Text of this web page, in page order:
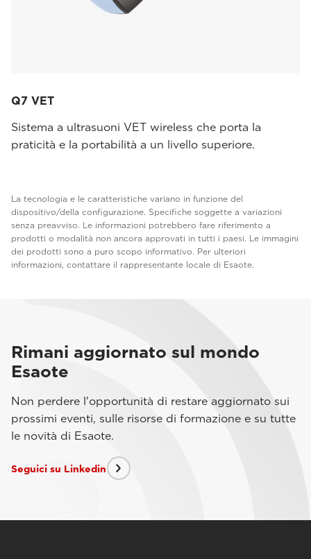
Q7 VET
Sistema a ultrasuoni VET wireless che porta la
praticità e la portabilità a un livello superiore.
La tecnologia e le caratteristiche variano in funzione del
dispositivo/della configurazione. Specifiche soggette a variazioni
senza preavviso. Le informazioni potrebbero fare riferimento a
prodotti o modalità non ancora approvati in tutti i paesi. Le immagini
dei prodotti sono a puro scopo informativo. Per ulteriori
informazioni, contattare il rappresentante locale di Esaote.
Rimani aggiornato sul mondo
Esaote
Non perdere l'opportunità di restare aggiornato sui
prossimi eventi, sulle risorse di formazione e su tutte
le novità di Esaote.
Seguici su Linkedin